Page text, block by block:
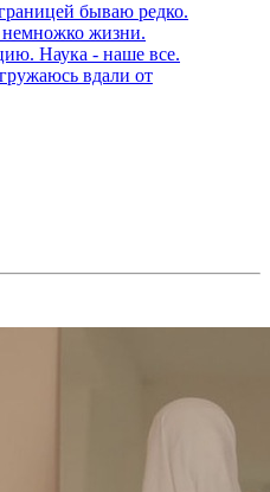
бываю редко.
жизни.
Наука - наше все.
вдали от